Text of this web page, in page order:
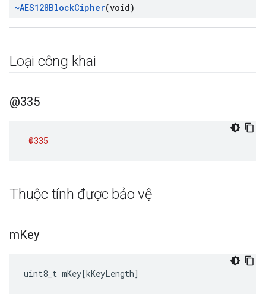
~AES128BlockCipher(void)
Loại công khai
@335
@335
Thuộc tính được bảo vệ
mKey
uint8_t mKey[kKeyLength]